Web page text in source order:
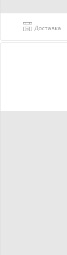
Доставка